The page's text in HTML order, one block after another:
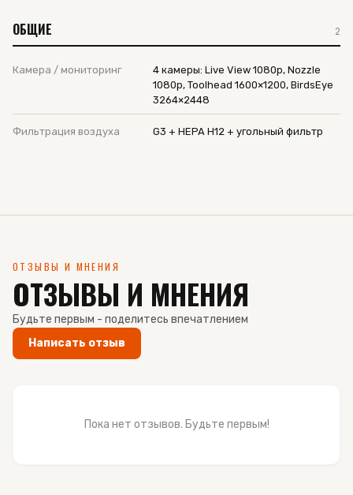
ОБЩИЕ 2
Камера / мониторинг
4 камеры: Live View 1080p, Nozzle
1080p, Toolhead 1600×1200, BirdsEye
3264×2448
Фильтрация воздуха G3 + HEPA H12 + угольный фильтр
ОТЗЫВЫ И МНЕНИЯ
ОТЗЫВЫ И МНЕНИЯ
Будьте первым - поделитесь впечатлением
Написать отзыв
Пока нет отзывов. Будьте первым!